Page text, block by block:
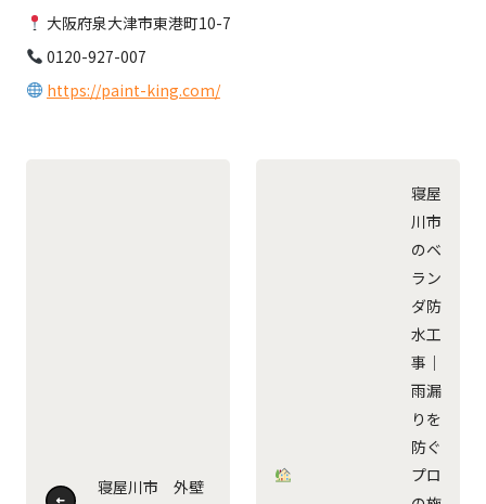
大阪府泉大津市東港町10-7
0120-927-007
https://paint-king.com/
寝屋川市 外壁
寝屋
川市
のベ
ラン
ダ防
水工
事｜
雨漏
りを
防ぐ
プロ